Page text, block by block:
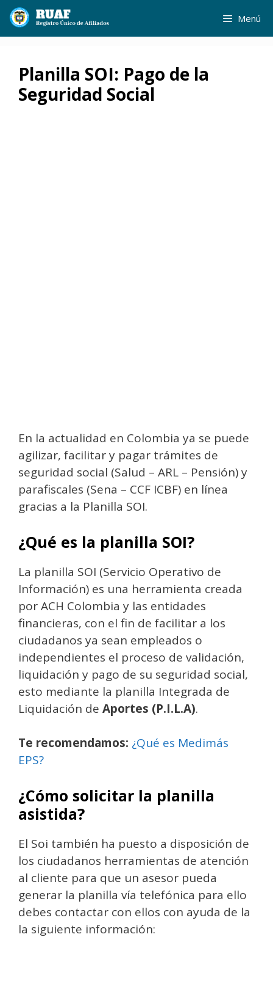
Saltar
contenido
Menú
Planilla SOI: Pago de la
Seguridad Social
En la actualidad en Colombia ya se puede
agilizar, facilitar y pagar trámites de
seguridad social (Salud – ARL – Pensión) y
parafiscales (Sena – CCF ICBF) en línea
gracias a la Planilla SOI.
¿Qué es la planilla SOI?
La planilla SOI (Servicio Operativo de
Información) es una herramienta creada
por ACH Colombia y las entidades
financieras, con el fin de facilitar a los
ciudadanos ya sean empleados o
independientes el proceso de validación,
liquidación y pago de su seguridad social,
esto mediante la planilla Integrada de
Liquidación de Aportes (P.I.L.A).
Te recomendamos: ¿Qué es Medimás
EPS?
¿Cómo solicitar la planilla
asistida?
El Soi también ha puesto a disposición de
los ciudadanos herramientas de atención
al cliente para que un asesor pueda
generar la planilla vía telefónica para ello
debes contactar con ellos con ayuda de la
la siguiente información: